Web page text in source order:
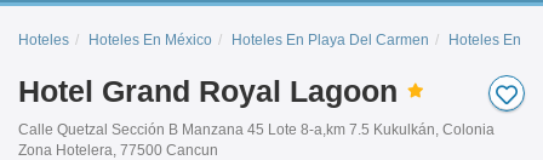
Hoteles Hoteles En México Hoteles En Playa Del Carmen Hoteles En
Hotel Grand Royal Lagoon
Calle Quetzal Sección B Manzana 45 Lote 8-a,km 7.5 Kukulkán, Colonia
Zona Hotelera, 77500 Cancun